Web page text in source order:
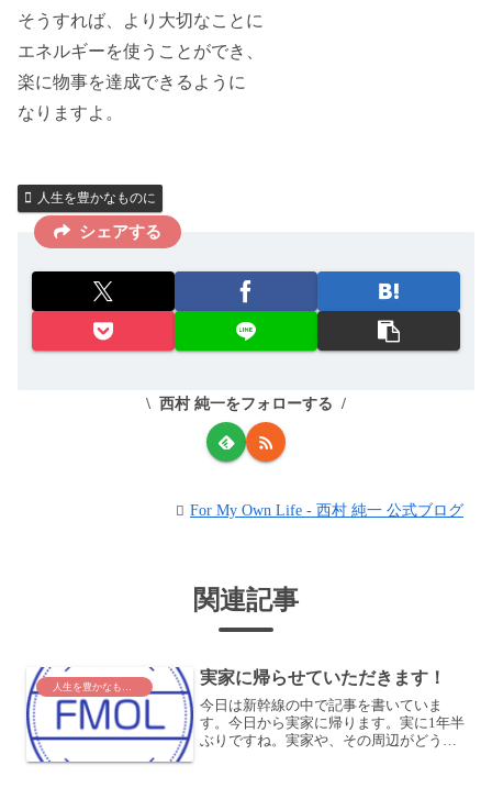
そうすれば、より大切なことに
エネルギーを使うことができ、
楽に物事を達成できるように
なりますよ。
人生を豊かなものに
シェアする
西村 純一をフォローする
For My Own Life - 西村 純一 公式ブログ
関連記事
人生を豊かなものに 実家に帰らせていただきます！
今日は新幹線の中で記事を書いていま
す。今日から実家に帰ります。実に1年半
ぶりですね。実家や、その周辺がどうな